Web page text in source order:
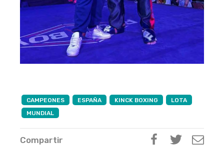
CAMPEONES ESPAÑA KINCK BOXING
LOTA
MUNDIAL
Compartir